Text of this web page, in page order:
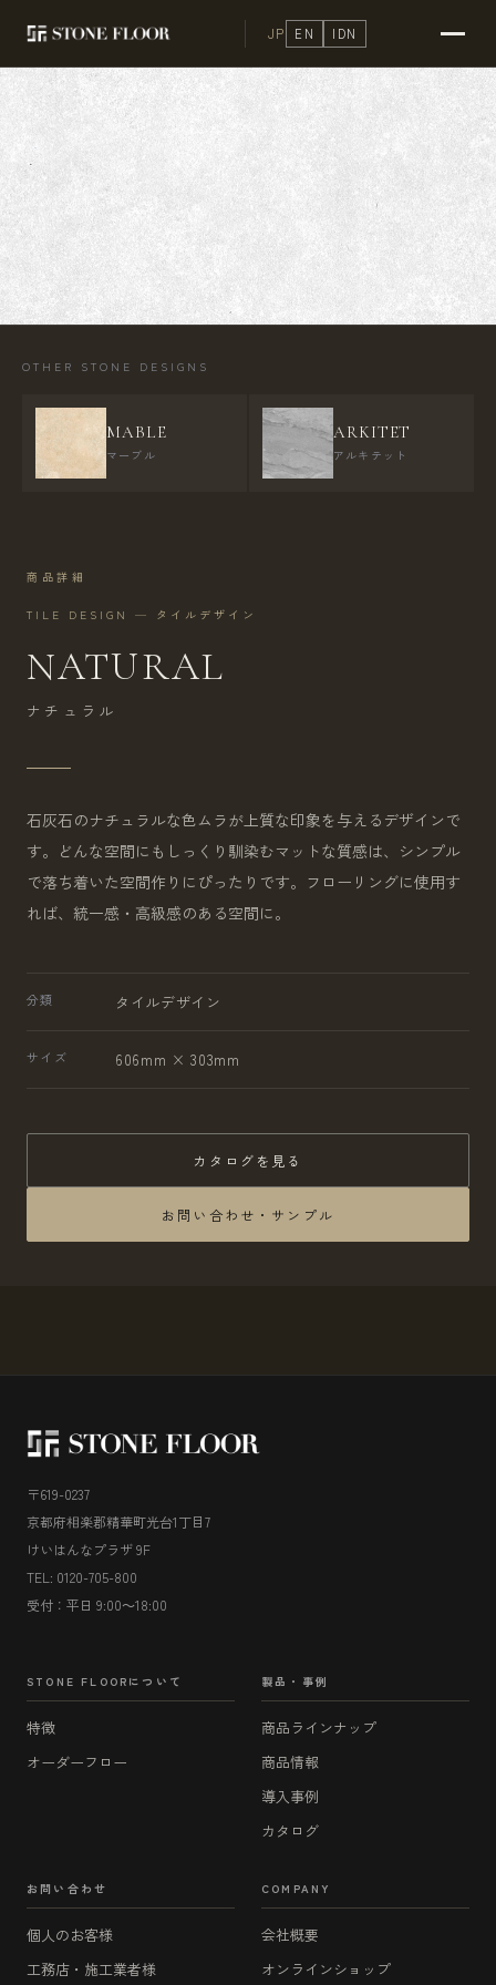
JP EN IDN
OTHER STONE DESIGNS
MABLE
マーブル
ARKITET
アルキテット
商品詳細
TILE DESIGN — タイルデザイン
NATURAL
ナチュラル
石灰石のナチュラルな色ムラが上質な印象を与えるデザインで
す。どんな空間にもしっくり馴染むマットな質感は、シンプル
で落ち着いた空間作りにぴったりです。フローリングに使用す
れば、統一感・高級感のある空間に。
分類 タイルデザイン
サイズ 606mm × 303mm
カタログを見る
お問い合わせ・サンプル
〒619-0237
京都府相楽郡精華町光台1丁目7
けいはんなプラザ 9F
TEL: 0120-705-800
受付：平日 9:00～18:00
STONE FLOORについて
特徴
オーダーフロー
製品・事例
商品ラインナップ
商品情報
導入事例
カタログ
お問い合わせ
個人のお客様
工務店・施工業者様
COMPANY
会社概要
オンラインショップ